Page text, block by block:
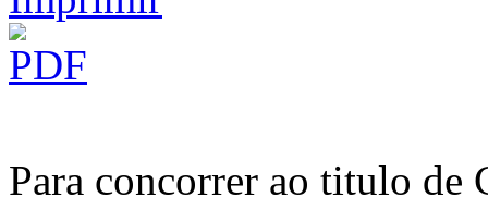
Para concorrer ao titulo de